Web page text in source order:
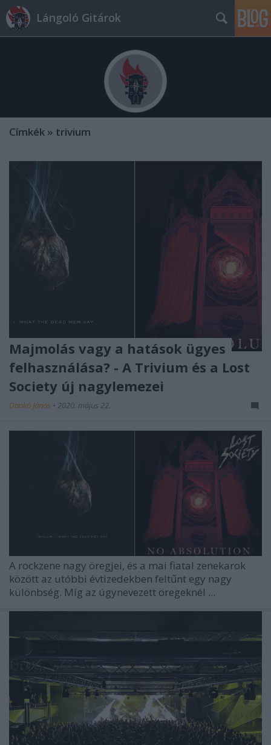
Lángoló Gitárok
Címkék » trivium
Majmolás vagy a hatások ügyes
felhasználása? - A Trivium és a Lost
Society új nagylemezei
Dankó János • 2020. május 22.
A rockzene nagy öregjei, és a mai fiatal zenekarok
között az utóbbi évtizedekben feltűnt egy nagy
különbség. Míg az úgynevezett öregeknél ...